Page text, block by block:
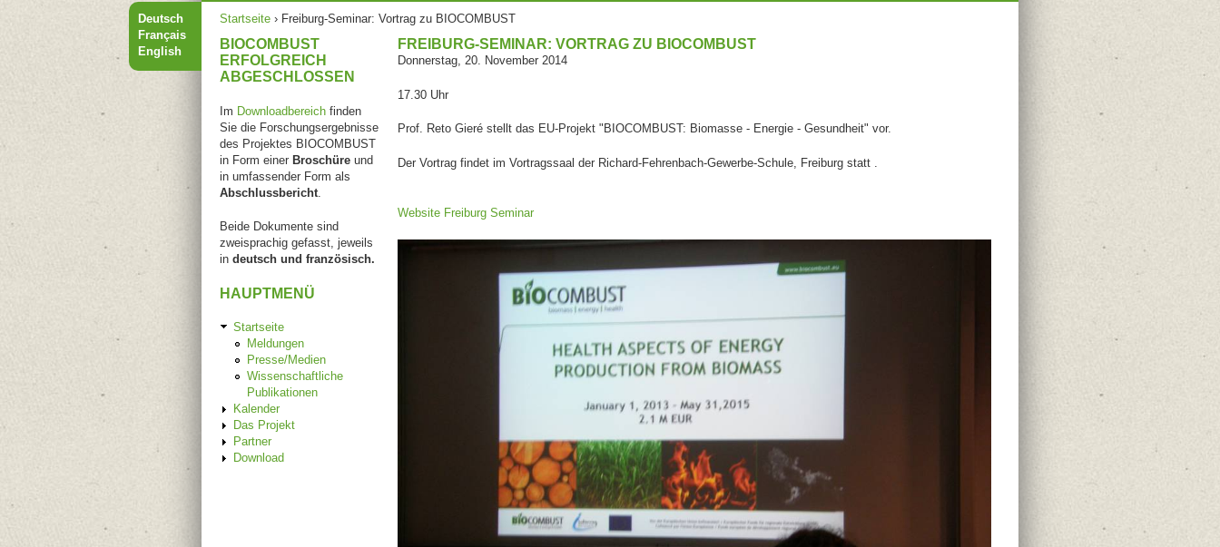
Sie sind hier
Startseite › Freiburg-Seminar: Vortrag zu BIOCOMBUST
FREIBURG-SEMINAR: VORTRAG ZU BIOCOMBUST
Donnerstag, 20. November 2014
17.30 Uhr
Prof. Reto Gieré stellt das EU-Projekt "BIOCOMBUST: Biomasse - Energie - Gesundheit" vor.
Der Vortrag findet im Vortragssaal der Richard-Fehrenbach-Gewerbe-Schule, Freiburg statt .
Website Freiburg Seminar
BIOCOMBUST
ERFOLGREICH
ABGESCHLOSSEN
Im Downloadbereich finden
Sie die Forschungsergebnisse
des Projektes BIOCOMBUST
in Form einer Broschüre und
in umfassender Form als
Abschlussbericht
Beide Dokumente sind
zweisprachig gefasst, jeweils
in deutsch und französisch.
HAUPTMENÜ
Startseite
Meldungen
Presse/Medien
Wissenschaftliche
Publikationen
Kalender
Das Projekt
Partner
Download
Deutsch
Français
English